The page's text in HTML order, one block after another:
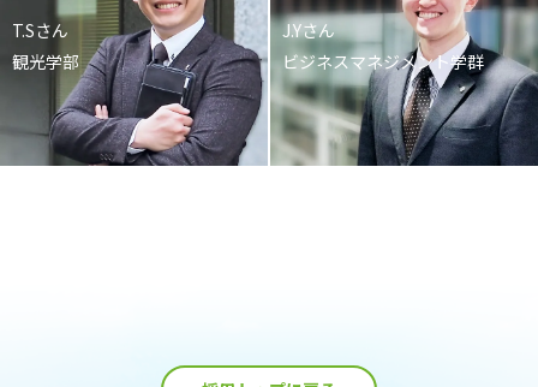
T.Sさん
観光学部
J.Yさん
ビジネスマネジメント学群